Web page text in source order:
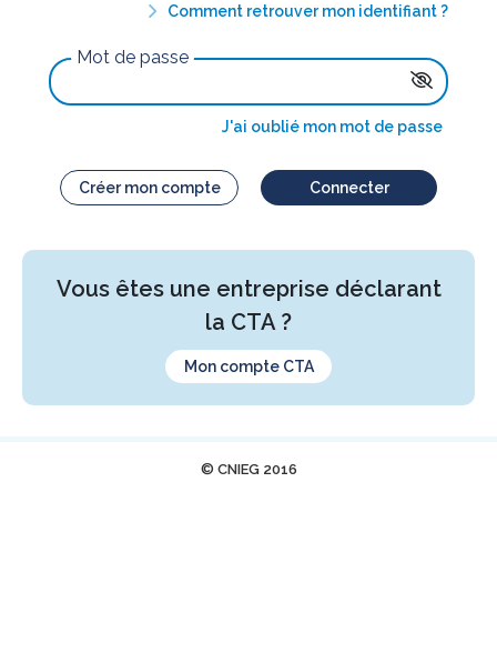
Comment retrouver mon identifiant ?
Mot de passe
J'ai oublié mon mot de passe
Créer mon compte Connecter
Vous êtes une entreprise déclarant
la CTA ?
Mon compte CTA
© CNIEG 2016